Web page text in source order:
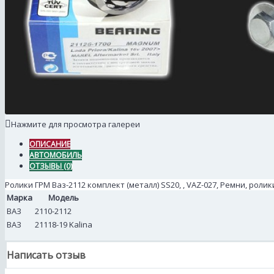
Нажмите для просмотра галереи
ОПИСАНИЕ
АВТОМОБИЛЬ
ОТЗЫВЫ (0)
Ролики ГРМ Ваз-2112 комплект (металл) SS20, , VAZ-027, Ремни,
Марка
Модель
ВАЗ
2110-2112
ВАЗ
21118-19 Kalina
Написать отзыв